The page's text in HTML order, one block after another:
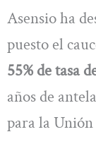
Asensio ha
puesto el
55% de tasa
años de
para la